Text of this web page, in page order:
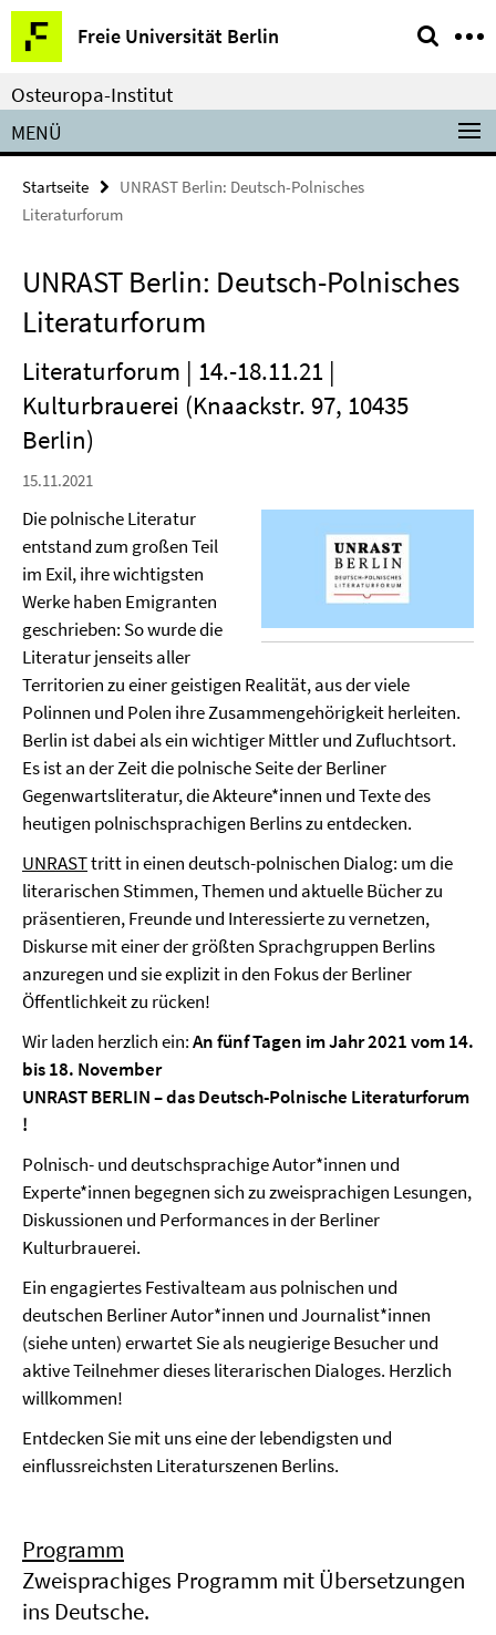
Springe
direkt
zu
Inhalt
Freie Universität Berlin
Service-
Navigation
Osteuropa-Institut
MENÜ
Startseite
UNRAST Berlin: Deutsch-Polnisches
Literaturforum
UNRAST Berlin: Deutsch-Polnisches
Literaturforum
Literaturforum | 14.-18.11.21 |
Kulturbrauerei (Knaackstr. 97, 10435
Berlin)
15.11.2021
Die polnische Literatur
entstand zum großen Teil
im Exil, ihre wichtigsten
Werke haben Emigranten
geschrieben: So wurde die
Literatur jenseits aller
Territorien zu einer geistigen Realität, aus der viele
Polinnen und Polen ihre Zusammengehörigkeit herleiten.
Berlin ist dabei als ein wichtiger Mittler und Zufluchtsort.
Es ist an der Zeit die polnische Seite der Berliner
Gegenwartsliteratur, die Akteure*innen und Texte des
heutigen polnischsprachigen Berlins zu entdecken.
UNRASTtritt in einen deutsch-polnischen Dialog: um die
literarischen Stimmen, Themen und aktuelle Bücher zu
präsentieren, Freunde und Interessierte zu vernetzen,
Diskurse mit einer der größten Sprachgruppen Berlins
anzuregen und sie explizit in den Fokus der Berliner
Öffentlichkeit zu rücken!
Wir laden herzlich ein:An fünf Tagen im Jahr 2021 vom 14.
bis 18. November
UNRAST BERLIN – das Deutsch-Polnische Literaturforum
!
Polnisch- und deutschsprachige Autor*innen und
Experte*innen begegnen sich zu zweisprachigen Lesungen,
Diskussionen und Performances in der Berliner
Kulturbrauerei.
Ein engagiertes Festivalteam aus polnischen und
deutschen Berliner Autor*innen und Journalist*innen
(siehe unten) erwartet Sie als neugierige Besucher und
aktive Teilnehmer dieses literarischen Dialoges. Herzlich
willkommen!
Entdecken Sie mit uns eine der lebendigsten und
einflussreichsten Literaturszenen Berlins.
Programm
Zweisprachiges Programm mit Übersetzungen
ins Deutsche.